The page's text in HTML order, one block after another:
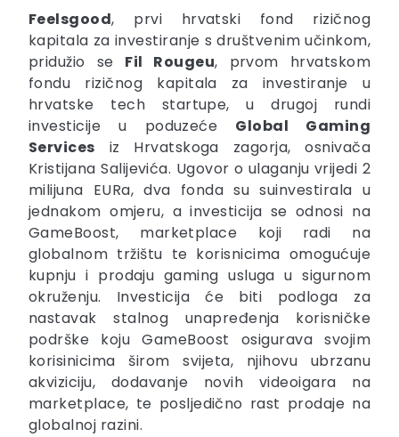
Feelsgood, prvi hrvatski fond rizičnog
kapitala za investiranje s društvenim učinkom,
pridužio se Fil Rougeu, prvom hrvatskom
fondu rizičnog kapitala za investiranje u
hrvatske tech startupe, u drugoj rundi
investicije u poduzeće Global Gaming
Services iz Hrvatskoga zagorja, osnivača
Kristijana Salijevića. Ugovor o ulaganju vrijedi 2
milijuna EURa, dva fonda su suinvestirala u
jednakom omjeru, a investicija se odnosi na
GameBoost, marketplace koji radi na
globalnom tržištu te korisnicima omogućuje
kupnju i prodaju gaming usluga u sigurnom
okruženju. Investicija će biti podloga za
nastavak stalnog unapređenja korisničke
podrške koju GameBoost osigurava svojim
korisinicima širom svijeta, njihovu ubrzanu
akviziciju, dodavanje novih videoigara na
marketplace, te posljedično rast prodaje na
globalnoj razini.